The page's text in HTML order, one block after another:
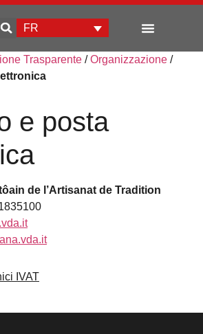
FR
Trasparente /Organizzazione /
e posta
de l’Artisanat de Tradition
IVAT